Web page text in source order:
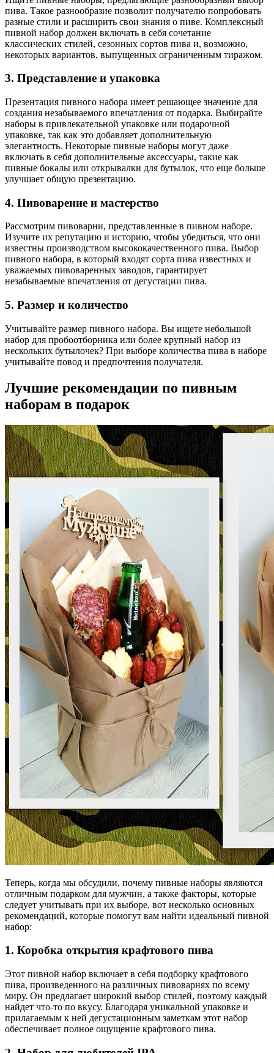
пива. Такое разнообразие позволит получателю попробовать
разные стили и расширить свои знания о пиве. Комплексный
пивной набор должен включать в себя сочетание
классических стилей, сезонных сортов пива и, возможно,
некоторых вариантов, выпущенных ограниченным тиражом.
3. Представление и упаковка
Презентация пивного набора имеет решающее значение для
создания незабываемого впечатления от подарка. Выбирайте
наборы в привлекательной упаковке или подарочной
упаковке, так как это добавляет дополнительную
элегантность. Некоторые пивные наборы могут даже
включать в себя дополнительные аксессуары, такие как
пивные бокалы или открывалки для бутылок, что еще больше
улучшает общую презентацию.
4. Пивоварение и мастерство
Рассмотрим пивоварни, представленные в пивном наборе.
Изучите их репутацию и историю, чтобы убедиться, что они
известны производством высококачественного пива. Выбор
пивного набора, в который входят сорта пива известных и
уважаемых пивоваренных заводов, гарантирует
незабываемые впечатления от дегустации пива.
5. Размер и количество
Учитывайте размер пивного набора. Вы ищете небольшой
набор для пробоотборника или более крупный набор из
нескольких бутылочек? При выборе количества пива в наборе
учитывайте повод и предпочтения получателя.
Лучшие рекомендации по пивным
наборам в подарок
Теперь, когда мы обсудили, почему пивные наборы являются
отличным подарком для мужчин, а также факторы, которые
следует учитывать при их выборе, вот несколько основных
рекомендаций, которые помогут вам найти идеальный пивной
набор:
1. Коробка открытия крафтового пива
Этот пивной набор включает в себя подборку крафтового
пива, произведенного на различных пивоварнях по всему
миру. Он предлагает широкий выбор стилей, поэтому каждый
найдет что-то по вкусу. Благодаря уникальной упаковке и
прилагаемым к ней дегустационным заметкам этот набор
обеспечивает полное ощущение крафтового пива.